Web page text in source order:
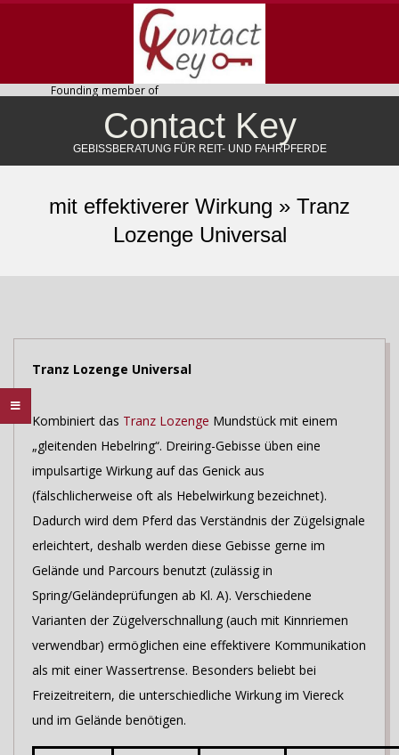
Founding member of
Contact Key
GEBISSBERATUNG FÜR REIT- UND FAHRPFERDE
Navigationmit effektiverer Wirkung » Tranz
Lozenge Universal
Tranz Lozenge Universal
Kombiniert das Tranz Lozenge Mundstück mit einem
„gleitenden Hebelring“. Dreiring-Gebisse üben eine
impulsartige Wirkung auf das Genick aus
(fälschlicherweise oft als Hebelwirkung bezeichnet).
Dadurch wird dem Pferd das Verständnis der Zügelsignale
erleichtert, deshalb werden diese Gebisse gerne im
Gelände und Parcours benutzt (zulässig in
Spring/Geländeprüfungen ab Kl. A). Verschiedene
Varianten der Zügelverschnallung (auch mit Kinnriemen
verwendbar) ermöglichen eine effektivere Kommunikation
als mit einer Wassertrense. Besonders beliebt bei
Freizeitreitern, die unterschiedliche Wirkung im Viereck
und im Gelände benötigen.